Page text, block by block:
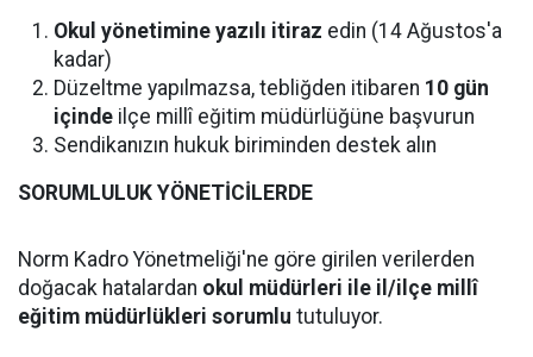
Okul yönetimine yazılı itiraz edin (14 Ağustos'a
kadar)
Düzeltme yapılmazsa, tebliğden itibaren 10 gün
içinde ilçe millî eğitim müdürlüğüne başvurun
Sendikanızın hukuk biriminden destek alın
SORUMLULUK YÖNETİCİLERDE
Norm Kadro Yönetmeliği'ne göre girilen verilerden
doğacak hatalardan okul müdürleri ile il/ilçe millî
eğitim müdürlükleri sorumlu tutuluyor.